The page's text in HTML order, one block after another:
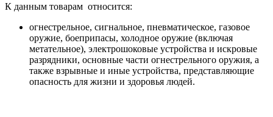
К данным товарам относится:
огнестрельное, сигнальное, пневматическое, газовое
оружие, боеприпасы, холодное оружие (включая
метательное), электрошоковые устройства и искровые
разрядники, основные части огнестрельного оружия, а
также взрывные и иные устройства, представляющие
опасность для жизни и здоровья людей.